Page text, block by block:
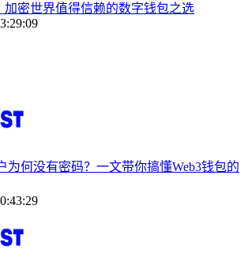
加密世界值得信赖的数字钱包之选
为何没有密码？一文带你搞懂Web3钱包的